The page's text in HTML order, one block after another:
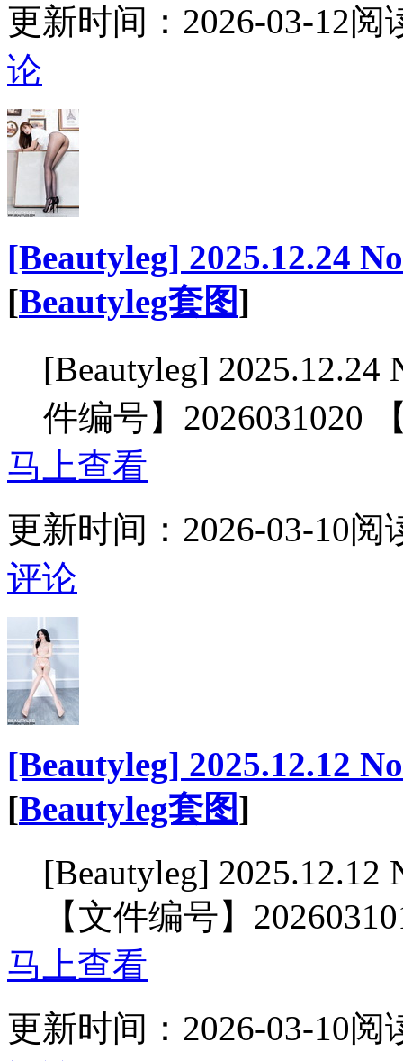
更新时间： 2026-03-12阅
论
[Beautyleg] 2025.12.24
[Beautyleg套图]
[Beautyleg] 2025.12.24
件编号】2026031020
马上查看
更新时间： 2026-03-10阅
评论
[Beautyleg] 2025.12.12
[Beautyleg套图]
[Beautyleg] 2025.12.12
【文件编号】
马上查看
更新时间： 2026-03-10阅